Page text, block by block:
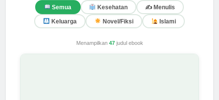
Semua Kesehatan ✍️ Menulis
Keluarga Novel/Fiksi Islami
Menampilkan 47judul ebook